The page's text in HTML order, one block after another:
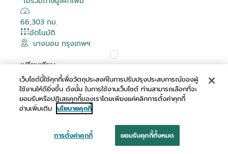
66,303 กม.
อัตโนมัติ
บางบอน กรุงเทพฯ
เปรียบเทียบ
ผ่อนเริ่มต้น
฿ 14,064 /เดือน
เว็บไซต์นี้ใช้คุกกี้เพื่อวัตถุประสงค์ในการปรับปรุงประสบการณ์ของผู้
ใช้งานให้ดียิ่งขึ้น ดังนั้น ในการใช้งานเว็บไซต์ ท่านสามารถเลือกที่จะ
ยอมรับหรือปฏิเสธคุกกี้ของเราโดยเพียงแค่คลิกการตั้งค่าคุกกี้
อ่านเพิ่มเติม นโยบายคุกกี้
การตั้งค่าคุกกี้ ยอมรับคุกกี้ทั้งหมด